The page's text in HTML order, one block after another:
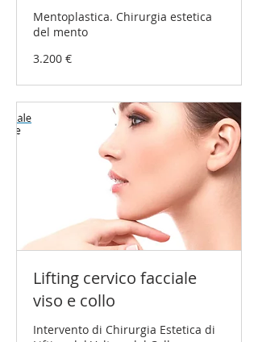
Mentoplastica. Chirurgia estetica
del mento
3.200
Euro
3.200 €
Lifting cervico facciale
viso e collo
Intervento di Chirurgia Estetica di